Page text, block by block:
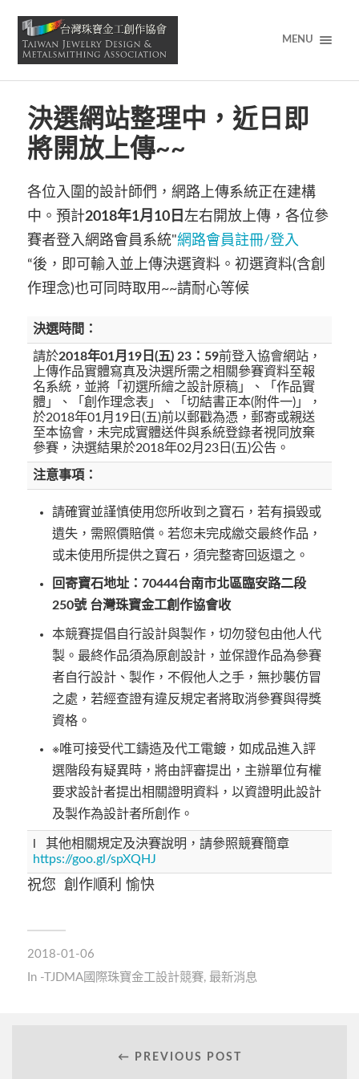
MENU
決選網站整理中，近日即
將開放上傳~~
各位入圍的設計師們，網路上傳系統正在建構
中。預計2018年1月10日 左右開放上傳，各位參
賽者登入網路會員系統"網路會員註冊/登入
“後，即可輸入並上傳決選資料。初選資料(含創
作理念)也可同時取用~~請耐心等候
決選時間：
請於2018年01月19日(五) 23：59前登入協會網站，
上傳作品實體寫真及決選所需之相關參賽資料至報
名系統，並將「初選所繪之設計原稿」、「作品實
體」、「創作理念表」、「切結書正本(附件一)」，
於2018年01月19日(五)前以郵戳為憑，郵寄或親送
至本協會，未完成實體送件與系統登錄者視同放棄
參賽，決選結果於2018年02月23日(五)公告。
注意事項：
請確實並謹慎使用您所收到之寶石，若有損毀或
遺失，需照價賠償。若您未完成繳交最終作品，
或未使用所提供之寶石，須完整寄回返還之。
回寄寶石地址：70444台南市北區臨安路二段
250號 台灣珠寶金工創作協會收
本競賽提倡自行設計與製作，切勿發包由他人代
製。最終作品須為原創設計，並保證作品為參賽
者自行設計、製作，不假他人之手，無抄襲仿冒
之處，若經查證有違反規定者將取消參賽與得獎
資格。
※唯可接受代工鑄造及代工電鍍，如成品進入評
選階段有疑異時，將由評審提出，主辦單位有權
要求設計者提出相關證明資料，以資證明此設計
及製作為設計者所創作。
l 其他相關規定及決賽說明，請參照競賽簡章
https://goo.gl/spXQHJ
祝您 創作順利 愉快
2018-01-06
In -TJDMA國際珠寶金工設計競賽, 最新消息
← PREVIOUS POST